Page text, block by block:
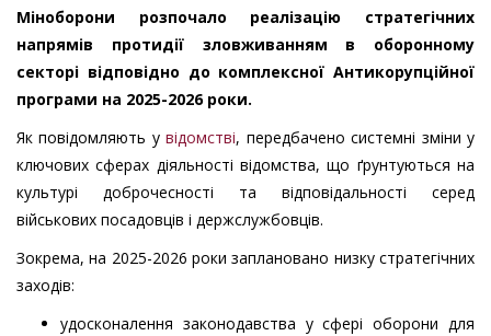
Міноборони розпочало реалізацію стратегічних
напрямів протидії зловживанням в оборонному
секторі відповідно до комплексної Антикорупційної
програми на 2025-2026 роки.
Як повідомляють увідомстві, передбачено системні зміни у
ключових сферах діяльності відомства, що ґрунтуються на
культурі доброчесності та відповідальності серед
військових посадовців і держслужбовців.
Зокрема, на 2025-2026 роки заплановано низку стратегічних
заходів:
удосконалення законодавства у сфері оборони для